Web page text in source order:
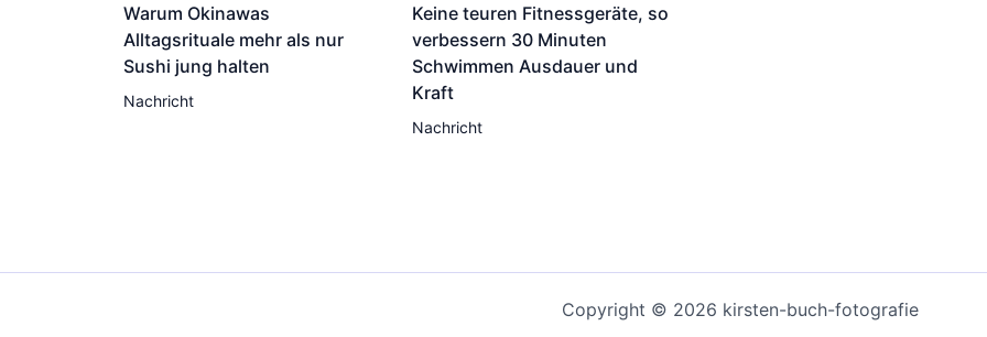
Warum Okinawas
Alltagsrituale mehr als nur
Sushi jung halten
Nachricht
Keine teuren Fitnessgeräte, so
verbessern 30 Minuten
Schwimmen Ausdauer und
Kraft
Nachricht
Copyright © 2026 kirsten-buch-fotografie